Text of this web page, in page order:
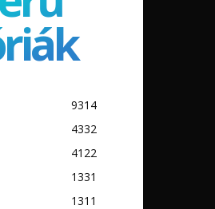
9314
4332
4122
1331
1311